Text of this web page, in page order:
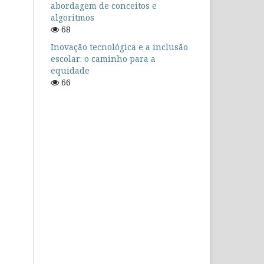
abordagem de conceitos e
algoritmos
68
Inovação tecnológica e a inclusão
escolar: o caminho para a
equidade
66